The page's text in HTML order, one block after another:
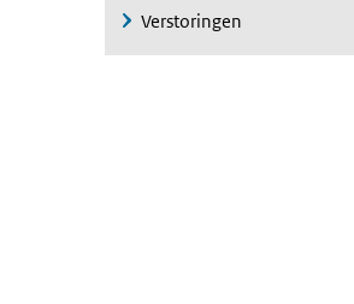
Verstoringen